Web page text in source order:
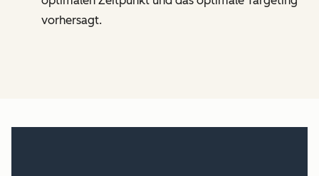
vorhersagt.